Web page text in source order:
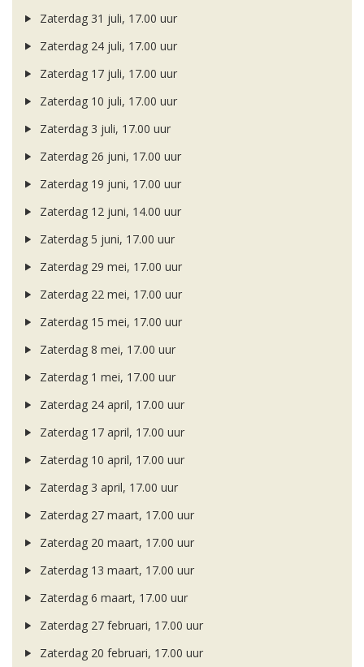
Zaterdag 31 juli, 17.00 uur
Zaterdag 24 juli, 17.00 uur
Zaterdag 17 juli, 17.00 uur
Zaterdag 10 juli, 17.00 uur
Zaterdag 3 juli, 17.00 uur
Zaterdag 26 juni, 17.00 uur
Zaterdag 19 juni, 17.00 uur
Zaterdag 12 juni, 14.00 uur
Zaterdag 5 juni, 17.00 uur
Zaterdag 29 mei, 17.00 uur
Zaterdag 22 mei, 17.00 uur
Zaterdag 15 mei, 17.00 uur
Zaterdag 8 mei, 17.00 uur
Zaterdag 1 mei, 17.00 uur
Zaterdag 24 april, 17.00 uur
Zaterdag 17 april, 17.00 uur
Zaterdag 10 april, 17.00 uur
Zaterdag 3 april, 17.00 uur
Zaterdag 27 maart, 17.00 uur
Zaterdag 20 maart, 17.00 uur
Zaterdag 13 maart, 17.00 uur
Zaterdag 6 maart, 17.00 uur
Zaterdag 27 februari, 17.00 uur
Zaterdag 20 februari, 17.00 uur